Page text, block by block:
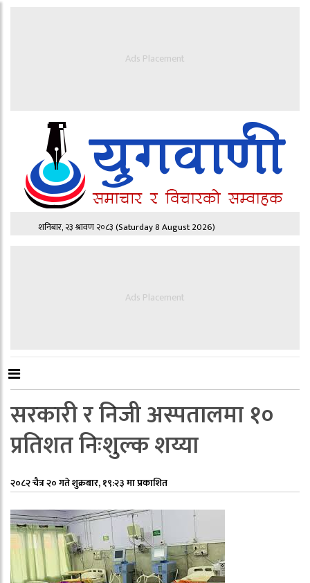
Ads Placement
शनिबार, २३ श्रावण २०८३(Saturday 8 August 2026)
Ads Placement
सरकारी र निजी अस्पतालमा १०
प्रतिशत निःशुल्क शय्या
२०८२ चैत्र २० गते शुक्रबार, १९:२३ मा प्रकाशित